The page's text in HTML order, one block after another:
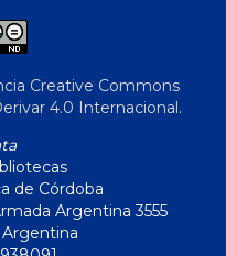
Creative Commons
4.0 Internacional.
de Córdoba
Argentina 3555
Argentina